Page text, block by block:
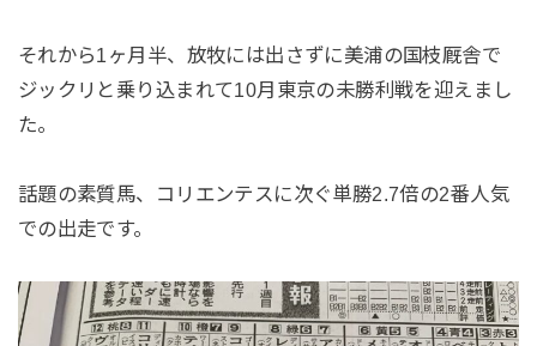
それから1ヶ月半、放牧には出さずに美浦の国枝厩舎で
ジックリと乗り込まれて10月東京の未勝利戦を迎えまし
た。
話題の素質馬、コリエンテスに次ぐ単勝2.7倍の2番人気
での出走です。